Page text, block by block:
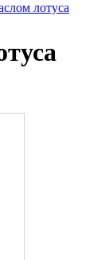
лотуса